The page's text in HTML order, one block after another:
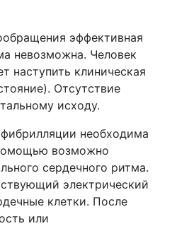
эффективная
невозможна. Человек
наступить клиническая
Отсутствие
исходу.
необходима
возможно
сердечного ритма.
электрический
клетки. После
или